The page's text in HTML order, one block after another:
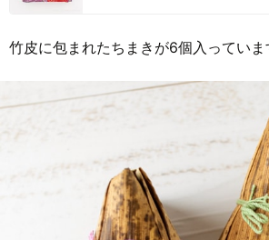
竹皮に包まれたちまきが6個入っていま